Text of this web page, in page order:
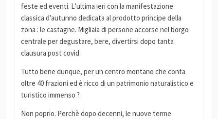
feste ed eventi. L’ultima ieri con la manifestazione
classica d’autunno dedicata al prodotto principe della
zona : le castagne. Migliaia di persone accorse nel borgo
centrale per degustare, bere, divertirsi dopo tanta
clausura post covid.
Tutto bene dunque, per un centro montano che conta
oltre 40 frazioni ed è ricco di un patrimonio naturalistico e
turistico immenso ?
Non poprio. Perchè dopo decenni, le nuove terme